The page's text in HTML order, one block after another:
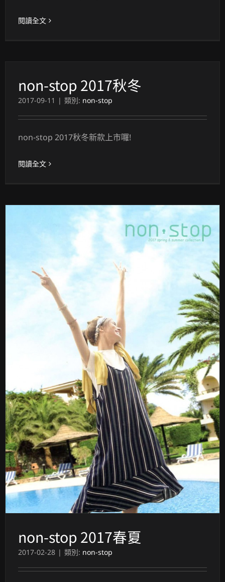
閱讀全文
non-stop 2017秋冬
2017-09-11 | 類別: non-stop
non-stop 2017秋冬新款上市囉!
閱讀全文
non-stop 2017春夏
2017-02-28 | 類別: non-stop